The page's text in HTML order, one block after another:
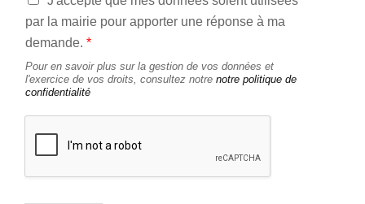
c
o
r
d
R
par la mairie pour apporter une réponse à ma
demande. *
Pour en savoir plus sur la gestion de vos données et
l'exercice de vos droits, consultez notre notre politique de
confidentialité